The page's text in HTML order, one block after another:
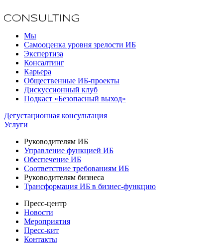
Мы
Самооценка уровня зрелости ИБ
Экспертиза
Консалтинг
Карьера
Общественные ИБ-проекты
Дискуссионный клуб
Подкаст «Безопасный выход»
Дегустационная консультация
Услуги
Руководителям ИБ
Управление функцией ИБ
Обеспечение ИБ
Соответствие требованиям ИБ
Руководителям бизнеса
Трансформация ИБ в бизнес-функцию
Пресс-центр
Новости
Мероприятия
Пресс-кит
Контакты